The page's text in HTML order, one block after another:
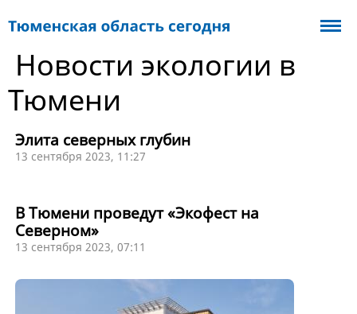
Новости экологии в
Тюмени
Элита северных глубин
13 сентября 2023, 11:27
В Тюмени проведут «Экофест на
Северном»
13 сентября 2023, 07:11